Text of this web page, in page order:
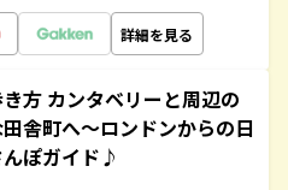
詳細を見る
方 カンタベリーと周辺の
舎町へ～ロンドンからの日
ぽガイド♪